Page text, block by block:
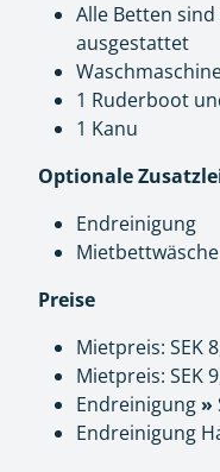
Alle Betten
ausgestattet
1 Ruderboot
1 Kanu
Optionale
Endreinigung
Preise
Mietpreis: SEK
Mietpreis: SEK
Endreinigung »
Endreinigung